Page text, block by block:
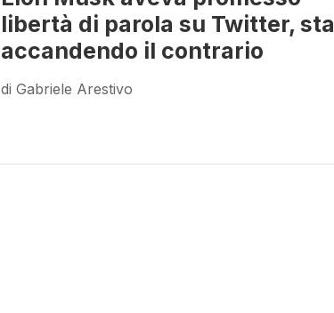
libertà di parola su Twitter, sta
accandendo il contrario
di Gabriele Arestivo